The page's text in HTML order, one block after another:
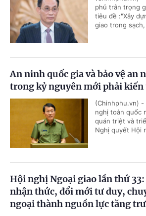
phủ trân trọng
tiêu đề :"Xây
giao trong
An ninh quốc gia và bảo vệ an
trong kỷ nguyên mới phải
(Chinhphu.vn) -
nghị toàn quốc
quán triệt và
Nghị quyết Hội
Hội nghị Ngoại giao lần thứ
nhận thức, đổi mới tư duy,
ngoại thành nguồn lực tăng